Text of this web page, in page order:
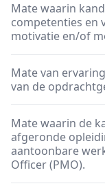
Mate waarin
competenties en
motivatie en/of
Mate van
van de
Mate waarin de
afgeronde
aantoonbare
Officer (PMO).